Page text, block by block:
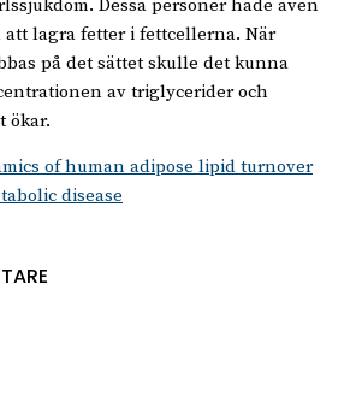
Dessa personer hade även
att lagra fetter i fettcellerna. När
på det sättet skulle det kunna
av triglycerider och
ökar.
of human adipose lipid turnover
disease